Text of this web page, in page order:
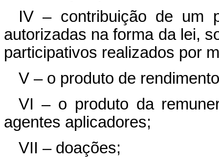
IV – contribuição de um
autorizadas na forma da lei,
participativos realizados por
V – o produto de
VI – o produto da
agentes aplicadores;
VII – doações;